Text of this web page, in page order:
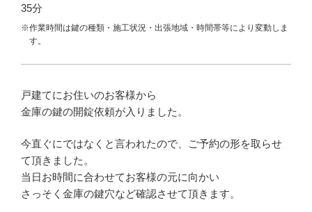
35分
※作業時間は鍵の種類・施工状況・出張地域・時間帯等により変動しま
す。
戸建てにお住いのお客様から
金庫の鍵の開錠依頼が入りました。
今直ぐにではなくと言われたので、ご予約の形を取らせ
て頂きました。
当日お時間に合わせてお客様の元に向かい
さっそく金庫の鍵穴など確認させて頂きます。